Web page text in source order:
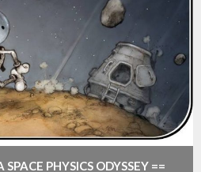
PHYSICS ODYSSEY ==